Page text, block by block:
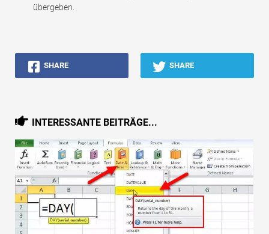
übergeben.
SHARE SHARE
INTERESSANTE BEITRÄGE...